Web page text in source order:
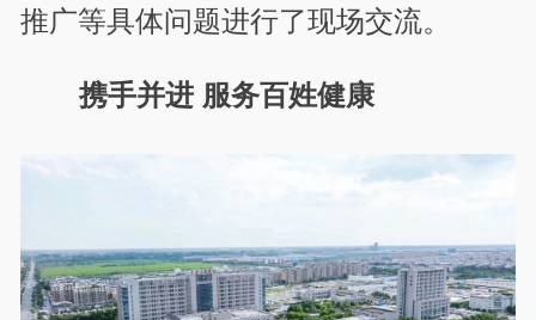
推广等具体问题进行了现场交流。
携手并进 服务百姓健康